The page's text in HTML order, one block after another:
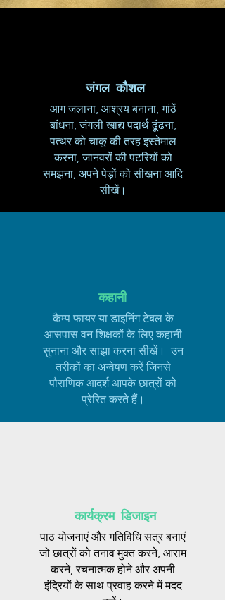
जंगल कौशल
आग जलाना, आश्रय बनाना, गांठें
बांधना, जंगली खाद्य पदार्थ ढूंढना,
पत्थर को चाकू की तरह इस्तेमाल
करना, जानवरों की पटरियों को
समझना, अपने पेड़ों को सीखना आदि
सीखें।
कहानी
कैम्प फायर या डाइनिंग टेबल के
आसपास वन शिक्षकों के लिए कहानी
सुनाना और साझा करना सीखें। उन
तरीकों का अन्वेषण करें जिनसे
पौराणिक आदर्श आपके छात्रों को
प्रेरित करते हैं।
कार्यक्रम डिजाइन
पाठ योजनाएं और गतिविधि सत्र बनाएं
जो छात्रों को तनाव मुक्त करने, आराम
करने, रचनात्मक होने और अपनी
इंद्रियों के साथ प्रवाह करने में मदद